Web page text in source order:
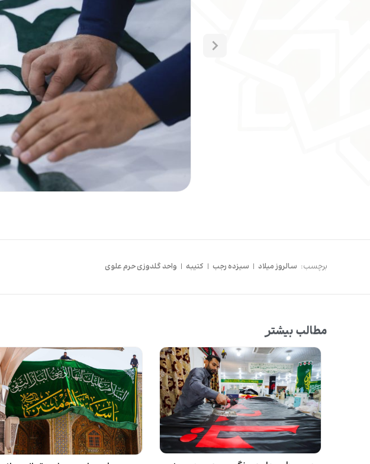
برچسب: سالروز میلاد | سیزده رجب | کتیبه | واحد گلدوزی حرم علوی
مطالب بیشتر